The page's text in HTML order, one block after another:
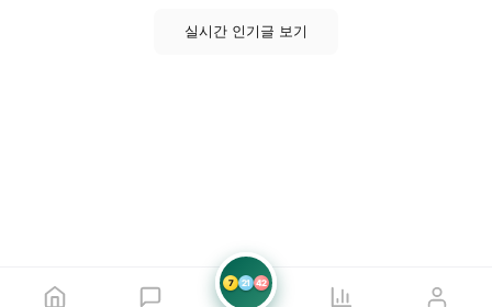
실시간 인기글 보기
7 21 42